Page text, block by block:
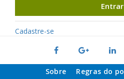
Entrar
Cadastre-se
Sobre Regras do